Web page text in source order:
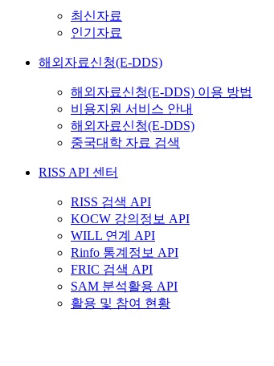
최신자료
인기자료
해외자료신청(E-DDS)
해외자료신청(E-DDS) 이용 방법
비용지원 서비스 안내
해외자료신청(E-DDS)
중국대학 자료 검색
RISS API 센터
RISS 검색 API
KOCW 강의정보 API
WILL 연계 API
Rinfo 통계정보 API
FRIC 검색 API
SAM 분석활용 API
활용 및 참여 현황